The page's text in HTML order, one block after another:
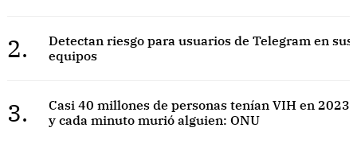
2.
Detectan riesgo para usuarios de Telegram en sus
equipos
3.
Casi 40 millones de personas tenían VIH en 2023,
y cada minuto murió alguien: ONU